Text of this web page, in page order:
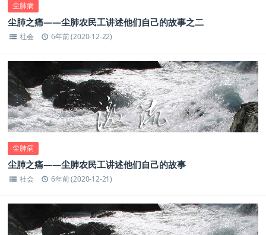
尘肺病
尘肺之痛——尘肺农民工讲述他们自己的故事之二
社会 6年前 (2020-12-22)
尘肺病
尘肺之痛——尘肺农民工讲述他们自己的故事
社会 6年前 (2020-12-21)